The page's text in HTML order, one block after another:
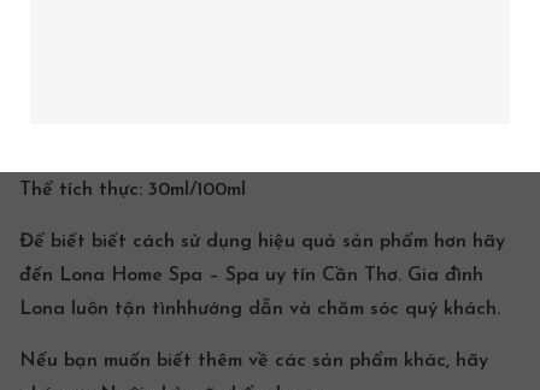
Thể tích thực: 30ml/100ml
Để biết biết cách sử dụng hiệu quả sản phẩm hơn hãy
đến
Lona Home Spa – Spa uy tín Cần Thơ. Gia đình
Lona luôn tận tìnhhướng dẫn và chăm sóc quý khách.
Nếu bạn muốn biết thêm về các sản phẩm khác, hãy